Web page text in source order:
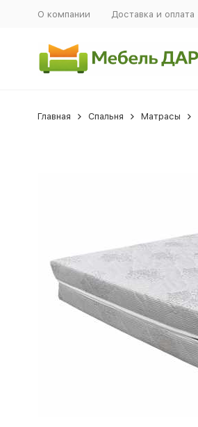
О компании Доставка и оплата
Главная Спальня Матрасы